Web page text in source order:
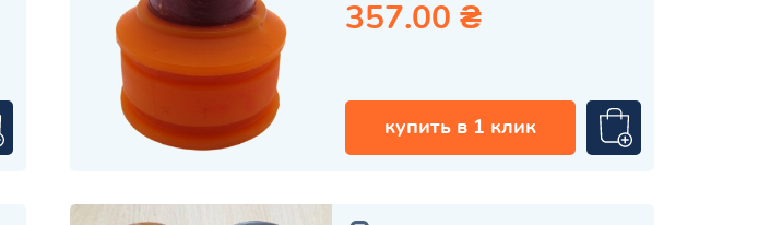
357.00 ₴
купить в 1 клик